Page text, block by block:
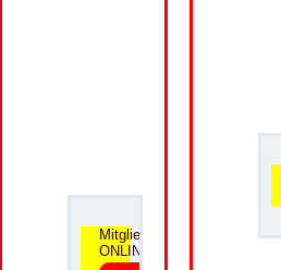
Mitgliedsantrag
ONLINE